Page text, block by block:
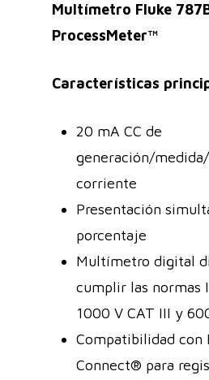
Multímetro Fluke
ProcessMeter™
Características
20 mA CC de
generación/
corriente
Presentación
porcentaje
Multímetro digital
cumplir las normas
1000 V CAT III y
Compatibilidad con
Connect® para